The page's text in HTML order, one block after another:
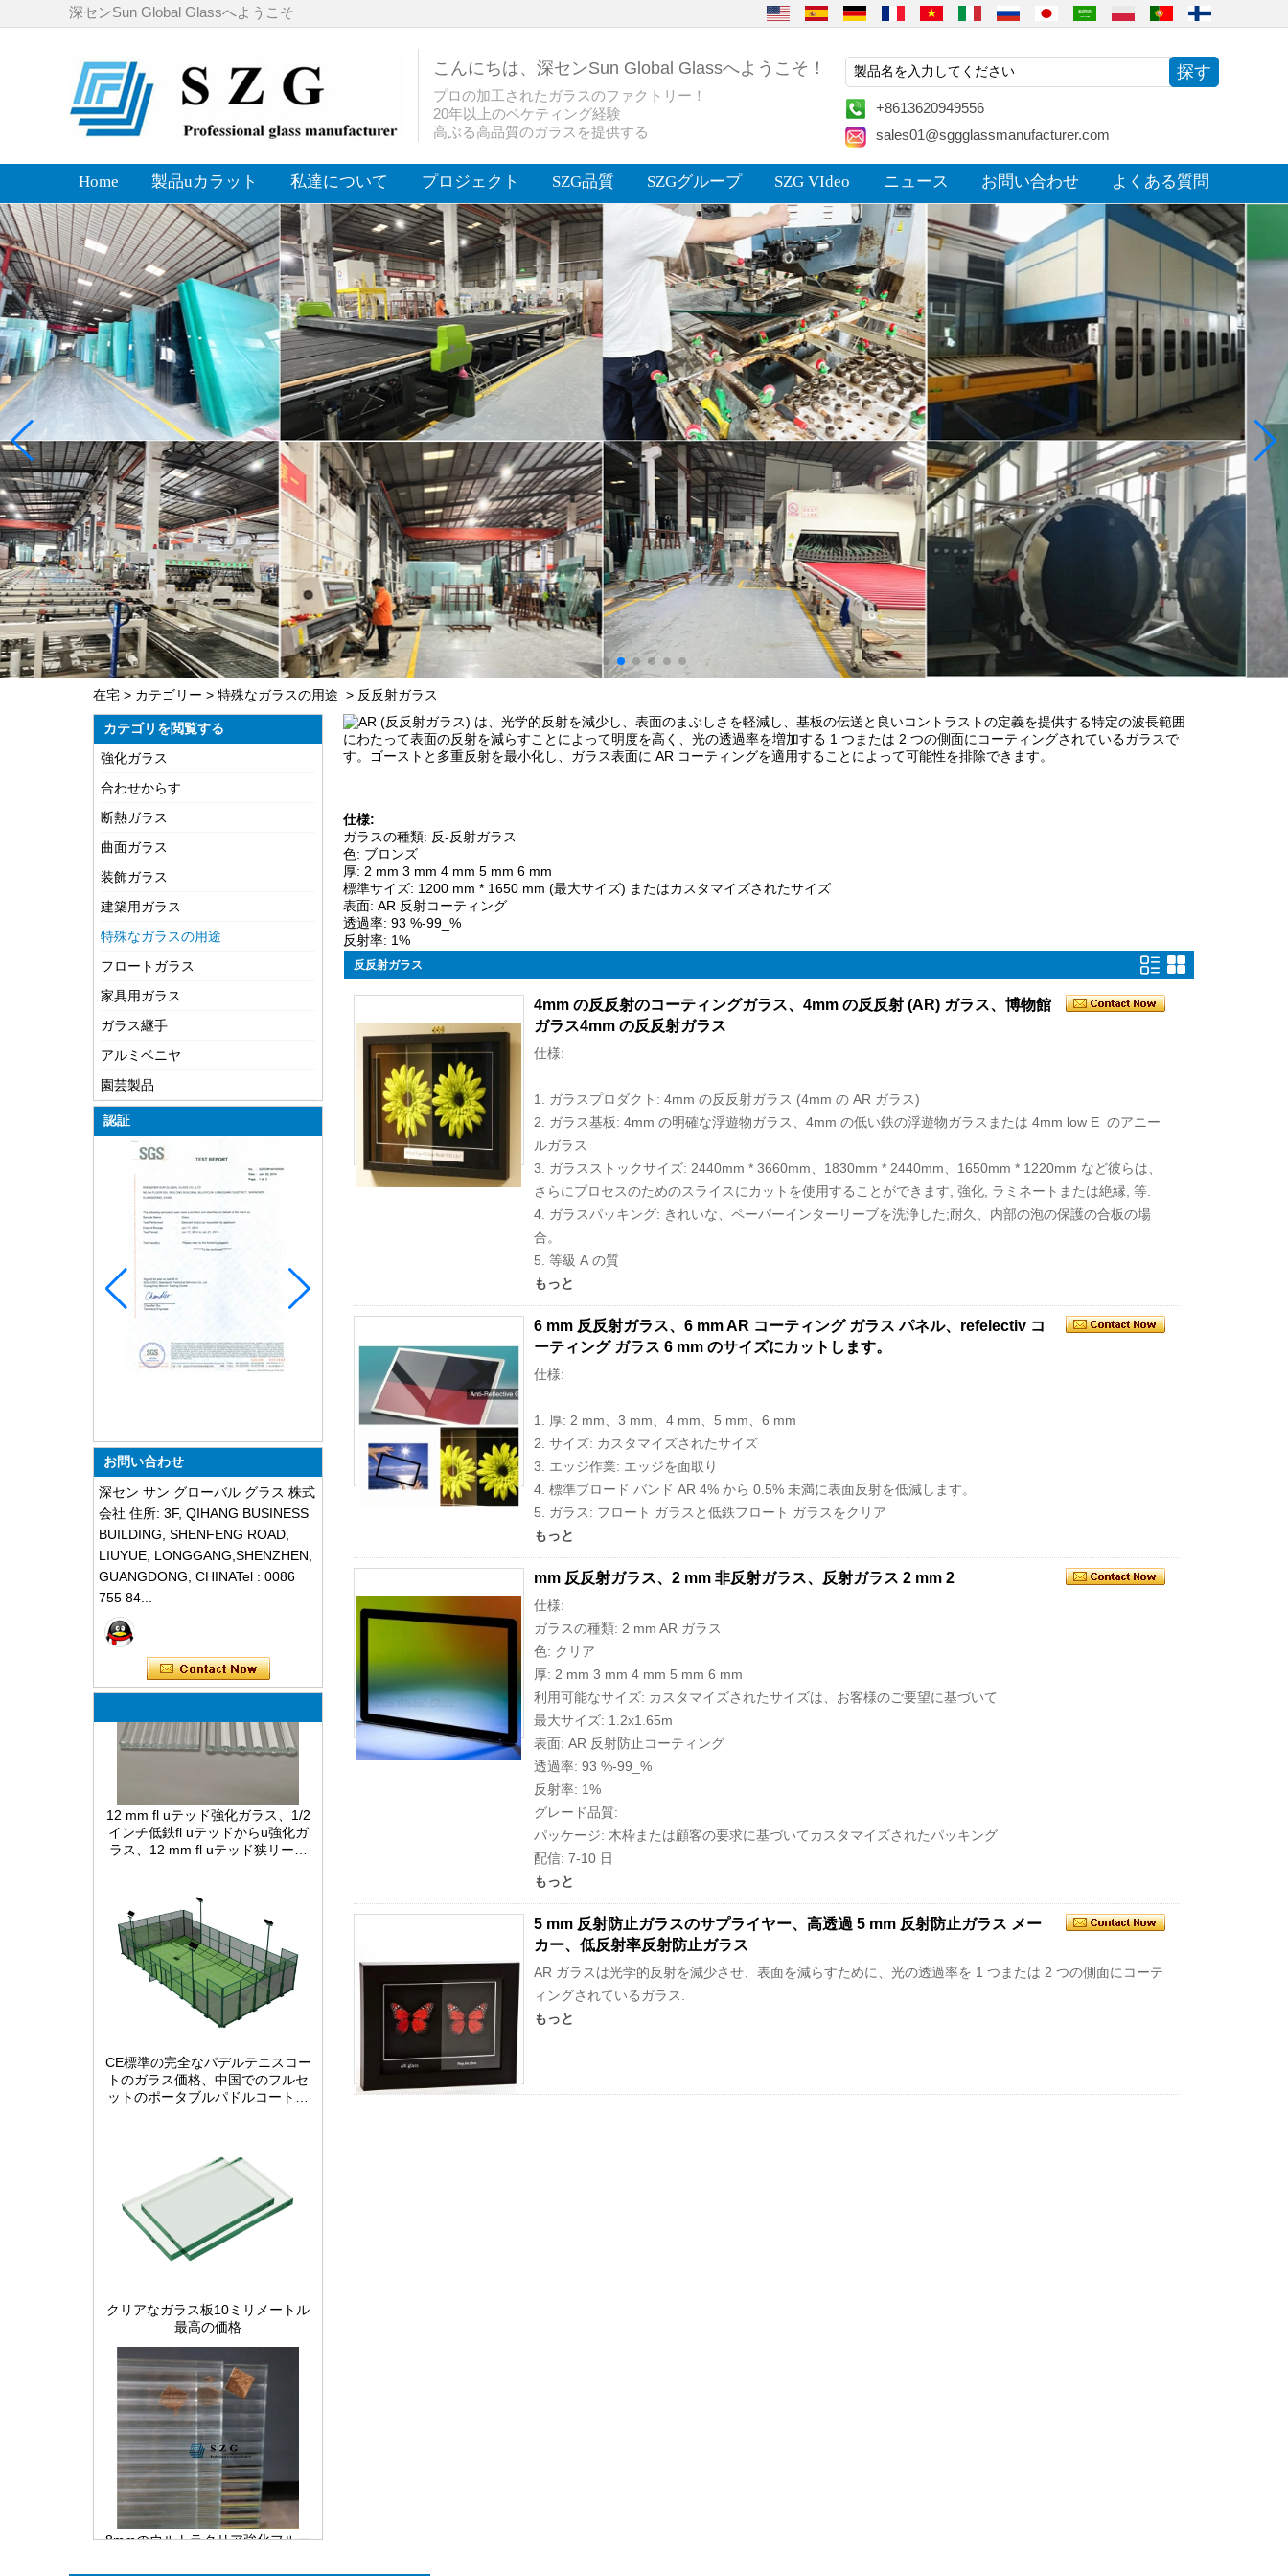
深センSun Global Glassへようこそ
こんにちは、深センSun Global Glassへようこそ！
プロの加工されたガラスのファクトリー！
20年以上のベケティング経験
高ぶる高品質のガラスを提供する
+8613620949556
sales01@sggglassmanufacturer.com
Home 製品uカラット 私達について プロジェクト SZG品質 SZGグループ SZG VIdeo ニュース お問い合わせ よくある質問
在宅 > カテゴリー > 特殊なガラスの用途 > 反反射ガラス
カテゴリを閲覧する
強化ガラス
合わせからす
断熱ガラス
曲面ガラス
装飾ガラス
建築用ガラス
特殊なガラスの用途
フロートガラス
家具用ガラス
ガラス継手
アルミベニヤ
園芸製品
認証
お問い合わせ
深セン サン グローバル グラス 株式
会社 住所: 3F, QIHANG BUSINESS
BUILDING, SHENFENG ROAD,
LIUYUE, LONGGANG,SHENZHEN,
GUANGDONG, CHINATel : 0086
755 84...
インチ低鉄fl uテッドからu強化ガ
ラス、12 mm fl uテッド狭リード
リード安全ガラスパネル（室内装
トのガラス価格、中国でのフルセ
ットのポータブルパドルコートテ
ニスの費用、販売のための屋内お
最高の価格
8mmのウルトラクリア強化フルー
トガラス、強化された低鉄装飾リ
AR (反反射ガラス) は、光学的反射を減少し、表面のまぶしさを軽減し、基板の伝送と良いコントラストの定義を提供する特定の波長範囲
にわたって表面の反射を減らすことによって明度を高く、光の透過率を増加する 1 つまたは 2 つの側面にコーティングされているガラスで
す。ゴーストと多重反射を最小化し、ガラス表面に AR コーティングを適用することによって可能性を排除できます。
仕様:
ガラスの種類: 反-反射ガラス
色: ブロンズ
厚: 2 mm 3 mm 4 mm 5 mm 6 mm
標準サイズ: 1200 mm * 1650 mm (最大サイズ) またはカスタマイズされたサイズ
表面: AR 反射コーティング
透過率: 93 %-99_%
反射率: 1%
反反射ガラス
4mm の反反射のコーティングガラス、4mm の反反射 (AR) ガラス、博物館
ガラス4mm の反反射ガラス
仕様:
1. ガラスプロダクト: 4mm の反反射ガラス (4mm の AR ガラス)
2. ガラス基板: 4mm の明確な浮遊物ガラス、4mm の低い鉄の浮遊物ガラスまたは 4mm low E のアニー
ルガラス
3. ガラスストックサイズ: 2440mm * 3660mm、1830mm * 2440mm、1650mm * 1220mm など彼らは、
さらにプロセスのためのスライスにカットを使用することができます, 強化, ラミネートまたは絶縁, 等.
4. ガラスパッキング: きれいな、ペーパーインターリーブを洗浄した;耐久、内部の泡の保護の合板の場
合。
5. 等級 A の質
もっと
6 mm 反反射ガラス、6 mm AR コーティング ガラス パネル、refelectiv コ
ーティング ガラス 6 mm のサイズにカットします。
仕様:
1. 厚: 2 mm、3 mm、4 mm、5 mm、6 mm
2. サイズ: カスタマイズされたサイズ
3. エッジ作業: エッジを面取り
4. 標準ブロード バンド AR 4% から 0.5% 未満に表面反射を低減します。
5. ガラス: フロート ガラスと低鉄フロート ガラスをクリア
もっと
mm 反反射ガラス、2 mm 非反射ガラス、反射ガラス 2 mm 2
仕様:
ガラスの種類: 2 mm AR ガラス
色: クリア
厚: 2 mm 3 mm 4 mm 5 mm 6 mm
利用可能なサイズ: カスタマイズされたサイズは、お客様のご要望に基づいて
最大サイズ: 1.2x1.65m
表面: AR 反射防止コーティング
透過率: 93 %-99_%
反射率: 1%
グレード品質:
パッケージ: 木枠または顧客の要求に基づいてカスタマイズされたパッキング
配信: 7-10 日
もっと
5 mm 反射防止ガラスのサプライヤー、高透過 5 mm 反射防止ガラス メー
カー、低反射率反射防止ガラス
AR ガラスは光学的反射を減少させ、表面を減らすために、光の透過率を 1 つまたは 2 つの側面にコーテ
ィングされているガラス.
もっと